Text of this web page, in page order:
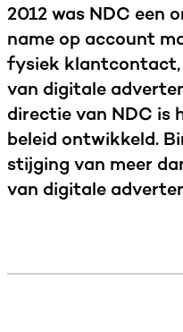
2012 was NDC een
name op account
fysiek klantcontact,
van digitale
directie van NDC is
beleid ontwikkeld.
stijging van meer
van digitale